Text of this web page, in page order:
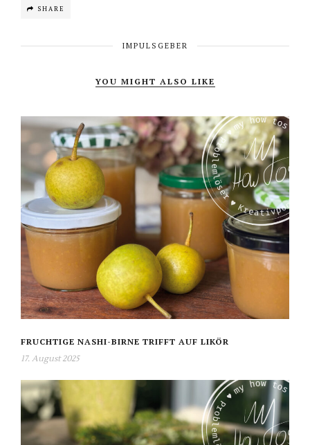
SHARE
IMPULSGEBER
YOU MIGHT ALSO LIKE
FRUCHTIGE NASHI-BIRNE TRIFFT AUF LIKÖR
17. August 2025